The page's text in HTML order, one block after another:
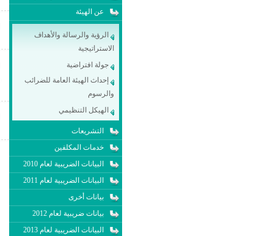
عن الهيئة
الرؤية والرسالة والأهداف
الاستراتيجية
جولة افتراضية
إحداث الهيئة العامة للضرائب
والرسوم
الهيكل التنظيمي
التشريعات
خدمات المكلفين
البيانات الضريبية لعام 2010
البيانات الضريبية لعام 2011
بيانات أخرى
بيانات ضريبية لعام 2012
البيانات الضريبية لعام 2013